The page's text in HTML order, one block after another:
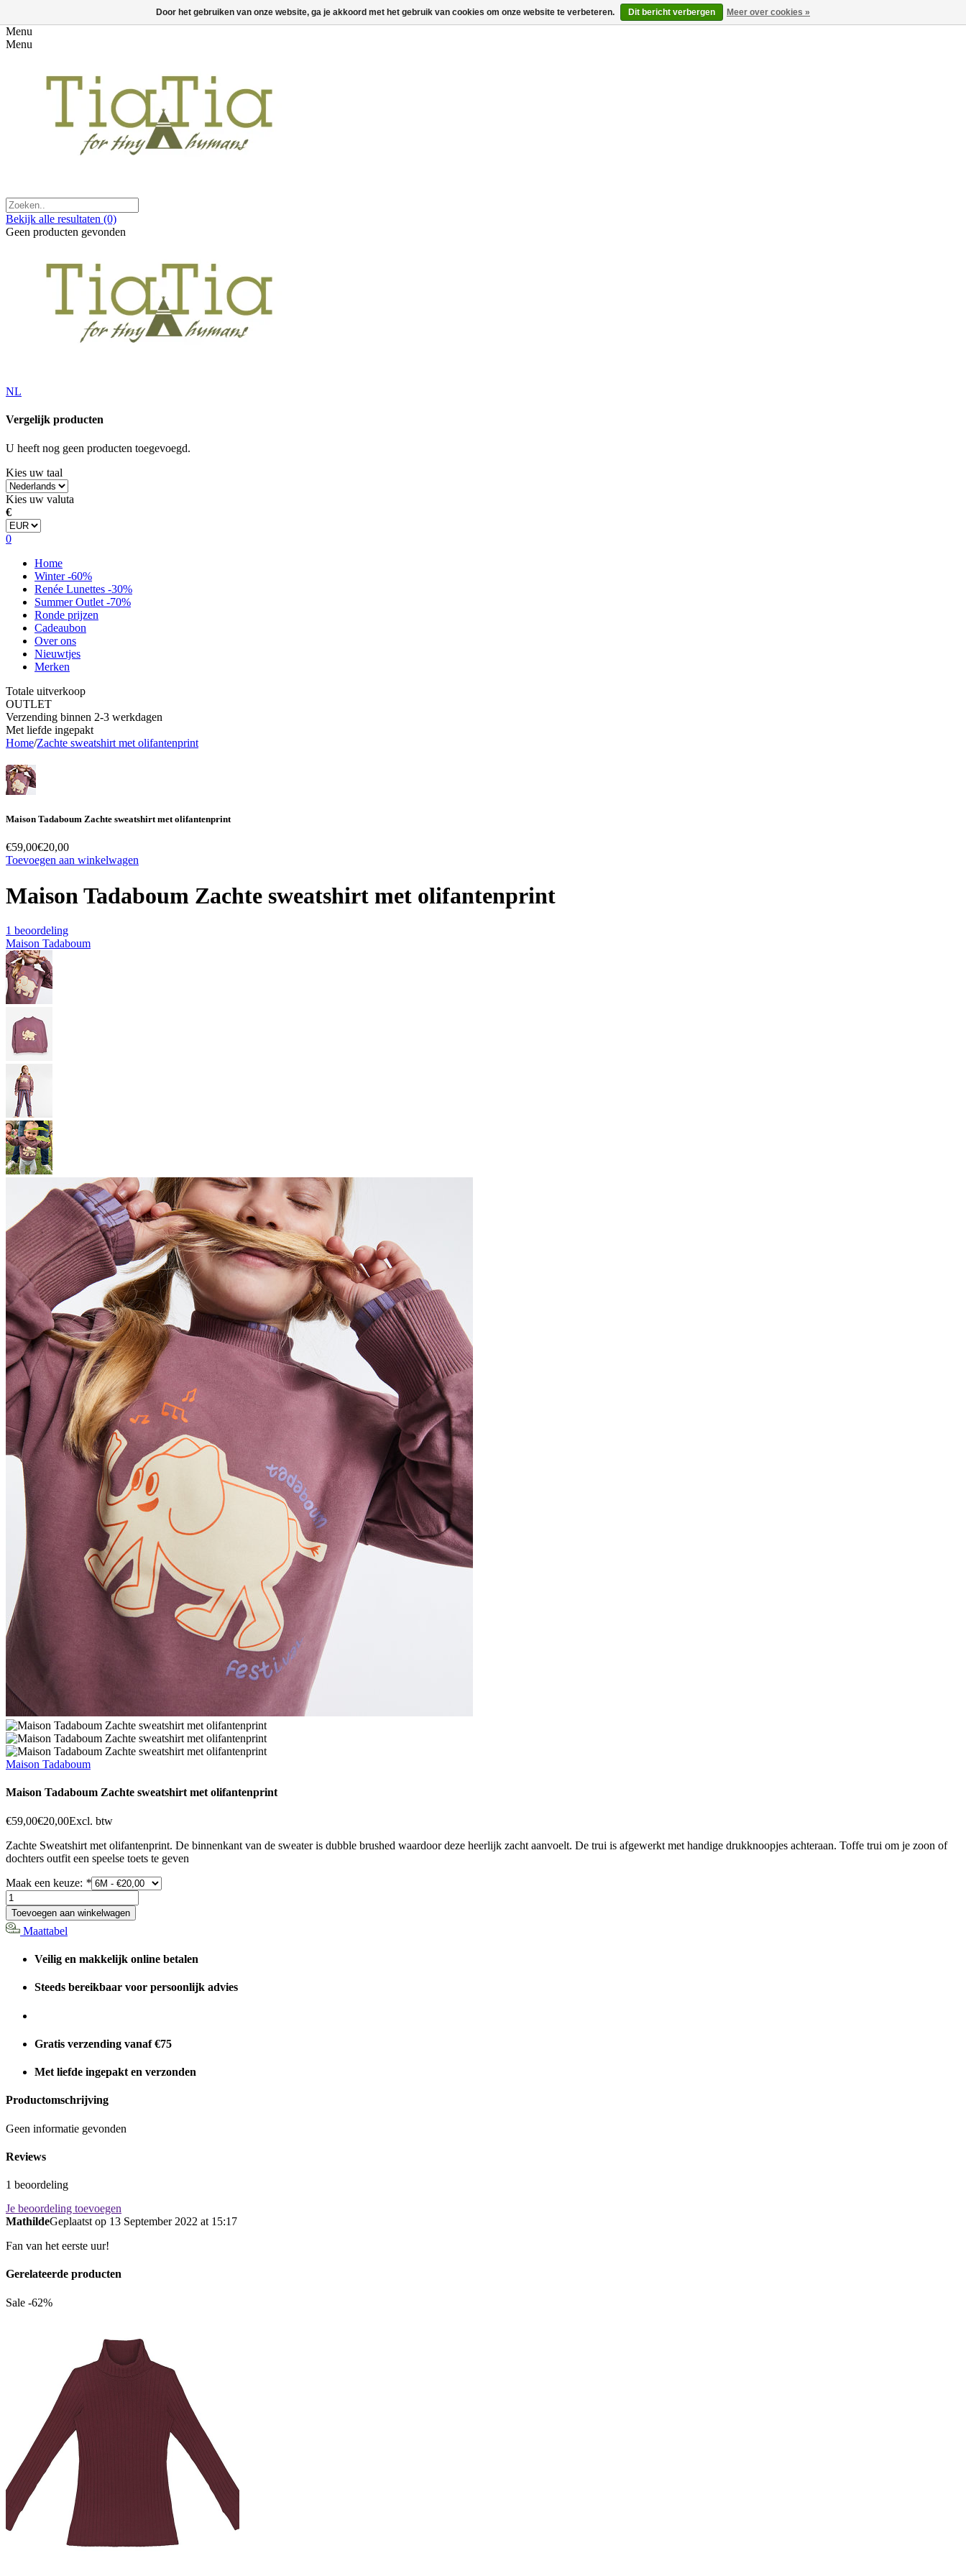
Menu
Menu
Bekijk alle resultaten (0)
Geen producten gevonden
NL
Vergelijk producten
U heeft nog geen producten toegevoegd.
Kies uw taal
Kies uw valuta
€
0
Home
Winter -60%
Renée Lunettes -30%
Summer Outlet -70%
Ronde prijzen
Cadeaubon
Over ons
Nieuwtjes
Merken
Totale uitverkoop
OUTLET
Verzending binnen 2-3 werkdagen
Met liefde ingepakt
Home/Zachte sweatshirt met olifantenprint
Maison Tadaboum Zachte sweatshirt met olifantenprint
€59,00€20,00
Toevoegen aan winkelwagen
Maison Tadaboum Zachte sweatshirt met olifantenprint
1 beoordeling
Maison Tadaboum
Maison Tadaboum
Maison Tadaboum Zachte sweatshirt met olifantenprint
€59,00€20,00Excl. btw
Zachte Sweatshirt met olifantenprint. De binnenkant van de sweater is dubble brushed waardoor deze heerlijk zacht aanvoelt. De trui is afgewerkt met handige drukknoopjes achteraan. Toffe trui om je zoon of
dochters outfit een speelse toets te geven
Maak een keuze: *
Toevoegen aan winkelwagen
Maattabel
Veilig en makkelijk online betalen
Steeds bereikbaar voor persoonlijk advies
Gratis verzending vanaf €75
Met liefde ingepakt en verzonden
Productomschrijving
Geen informatie gevonden
Reviews
1 beoordeling
Je beoordeling toevoegen
MathildeGeplaatst op 13 September 2022 at 15:17
Fan van het eerste uur!
Gerelateerde producten
Sale -62%
Door het gebruiken van onze website, ga je akkoord met het gebruik van cookies om onze website te verbeteren. Dit bericht verbergen Meer over cookies »